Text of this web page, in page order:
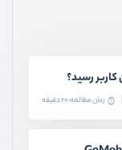
زمان مطالعه: 20 دقیقه